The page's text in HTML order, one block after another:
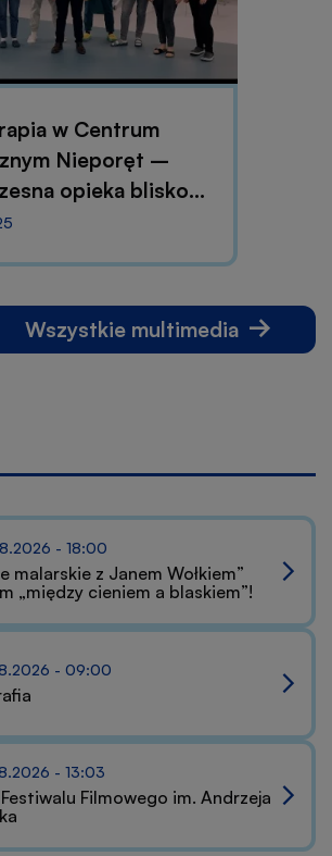
w Centrum
Nieporęt –
opieka blisko
Wszystkie multimedia
- 18:00
malarskie z Janem Wołkiem”
„między cieniem a blaskiem”!
- 09:00
- 13:03
Filmowego im. Andrzeja